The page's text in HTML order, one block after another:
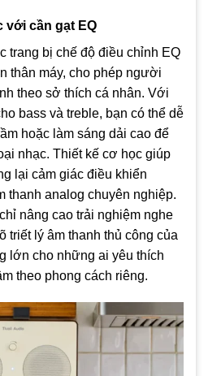
với cần gạt EQ
trang bị chế độ điều chỉnh EQ
thân máy, cho phép người
theo sở thích cá nhân. Với
bass và treble, bạn có thể dễ
hoặc làm sáng dải cao để
nhạc. Thiết kế cơ học giúp
lại cảm giác điều khiển
thanh analog chuyên nghiệp.
nâng cao trải nghiệm nghe
triết lý âm thanh thủ công của
lớn cho những ai yêu thích
theo phong cách riêng.